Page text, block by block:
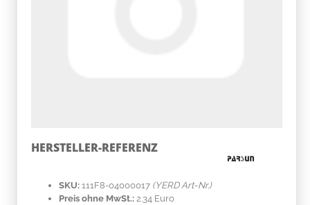
HERSTELLER-REFERENZ
SKU: 111F8-04000017 (YERD Art-Nr.)
Preis ohne MwSt.: 2.34 Euro